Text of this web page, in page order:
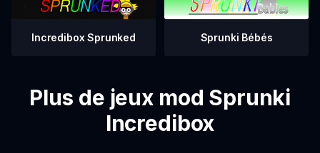
Incredibox Sprunked Sprunki Bébés
Plus de jeux mod Sprunki
Incredibox